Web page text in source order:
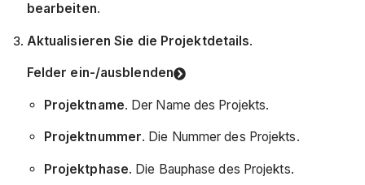
bearbeiten.
Aktualisieren Sie die Projektdetails.
Felder ein-/ausblenden
Projektname. Der Name des Projekts.
Projektnummer. Die Nummer des Projekts.
Projektphase. Die Bauphase des Projekts.